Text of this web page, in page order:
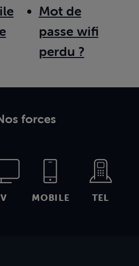
Mot de
passe wifi
perdu ?
forces
MOBILE TEL